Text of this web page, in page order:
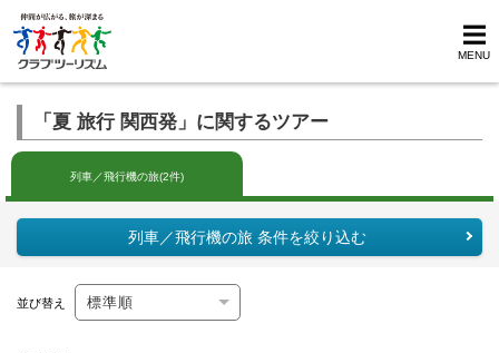
MENU
「夏 旅行 関西発」に関するツアー
列車／飛行機の旅(2件)
列車／飛行機の旅 条件を絞り込む
並び替え